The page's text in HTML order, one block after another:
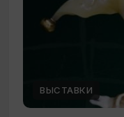
ВЫСТАВКИ